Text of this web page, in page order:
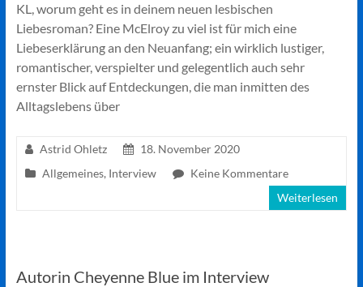
KL, worum geht es in deinem neuen lesbischen
Liebesroman? Eine McElroy zu viel ist für mich eine
Liebeserklärung an den Neuanfang; ein wirklich lustiger,
romantischer, verspielter und gelegentlich auch sehr
ernster Blick auf Entdeckungen, die man inmitten des
Alltagslebens über
Astrid Ohletz
18. November 2020
Allgemeines, Interview
Keine Kommentare
Weiterlesen
Autorin Cheyenne Blue im Interview